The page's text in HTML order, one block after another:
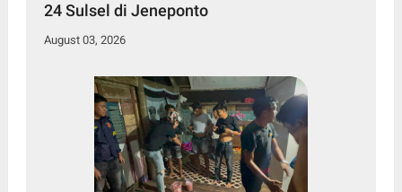
24 Sulsel di Jeneponto
August 03, 2026